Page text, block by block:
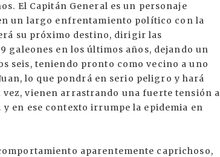
El Capitán General es un personaje
un largo enfrentamiento político con la
su próximo destino, dirigir las
galeones en los últimos años, dejando un
seis, teniendo pronto como vecino a uno
lo que pondrá en serio peligro y hará
vienen arrastrando una fuerte tensión a
en ese contexto irrumpe la epidemia en
aparentemente caprichoso,